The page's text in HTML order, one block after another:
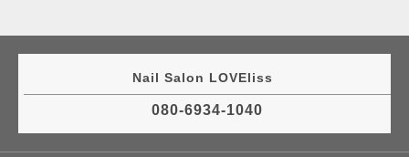
Nail Salon LOVEliss
080-6934-1040